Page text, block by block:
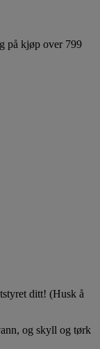
på kjøp over 799
ditt! (Husk å
og skyll og tørk